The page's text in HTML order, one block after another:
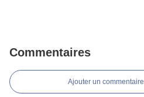
Commentaires
Ajouter un commentaire